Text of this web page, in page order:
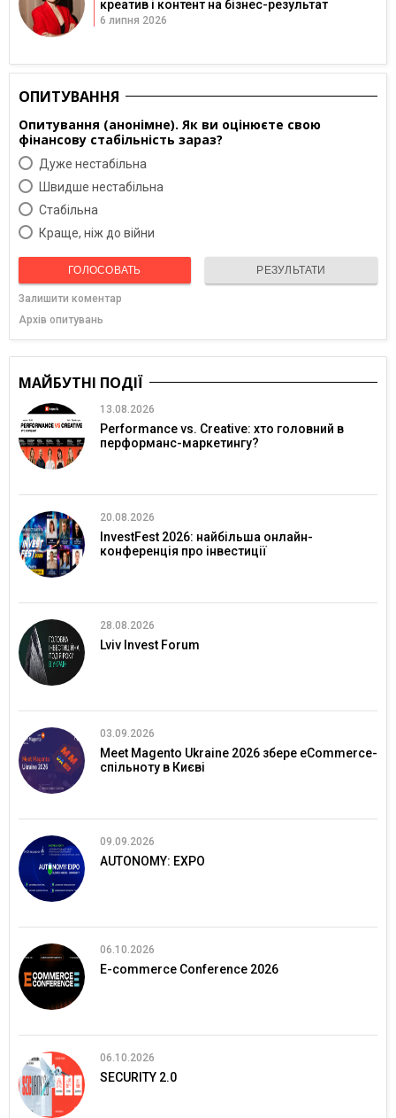
креатив і контент на бізнес-результат
6 липня 2026
ОПИТУВАННЯ
Опитування (анонімне). Як ви оцінюєте свою
фінансову стабільність зараз?
Дуже нестабільна
Швидше нестабільна
Cтабільна
Краще, ніж до війни
ГОЛОСОВАТЬ РЕЗУЛЬТАТИ
Залишити коментар
Архів опитувань
МАЙБУТНІ ПОДІЇ
13.08.2026
Performance vs. Creative: хто головний в
перформанс-маркетингу?
20.08.2026
InvestFest 2026: найбільша онлайн-
конференція про інвестиції
28.08.2026
Lviv Invest Forum
03.09.2026
Meet Magento Ukraine 2026 збере eCommerce-
спільноту в Києві
09.09.2026
AUTONOMY: EXPO
06.10.2026
E-commerce Conference 2026
06.10.2026
SECURITY 2.0